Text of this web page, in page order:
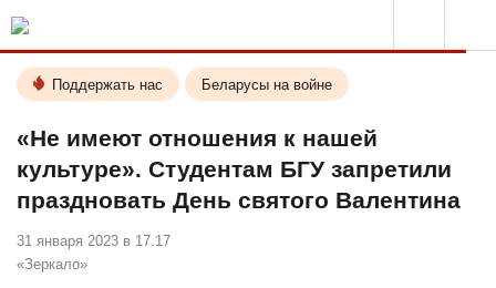
Поддержать нас Беларусы на войне
«Не имеют отношения к нашей
культуре». Студентам БГУ запретили
праздновать День святого Валентина
31 января 2023 в 17.17
«Зеркало»